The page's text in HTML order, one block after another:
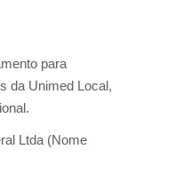
para
da Unimed Local,
Ltda (Nome